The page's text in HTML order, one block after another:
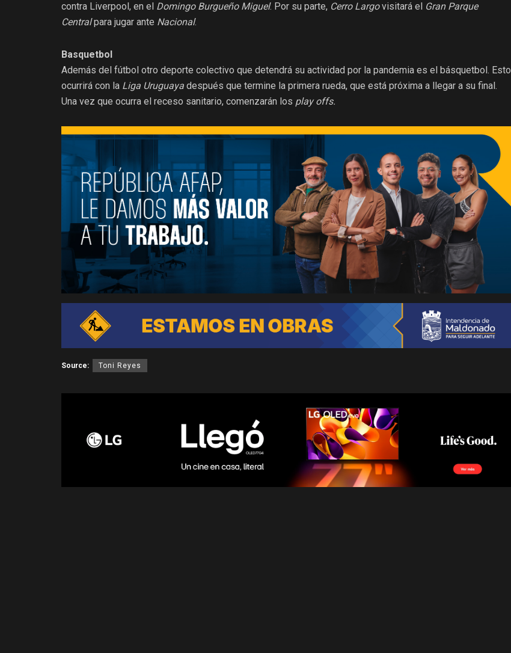
contra Liverpool, en el Domingo Burgueño Miguel. Por su parte, Cerro Largovisitará el Gran Parque
Centralpara jugar ante Nacional.
Basquetbol
Además del fútbol otro deporte colectivo que detendrá su actividad por la pandemia es el básquetbol. Esto
ocurrirá con la Liga Uruguaya después que termine la primera rueda, que está próxima a llegar a su final.
Una vez que ocurra el receso sanitario, comenzarán los play offs.
Source: Toni Reyes